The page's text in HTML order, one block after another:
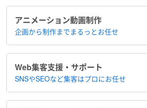
アニメーション​動画制作
企画から制作まで​まるっとお任せ
Web集客支援・サポート
SNSやSEOなど集客は​プロにお任せ